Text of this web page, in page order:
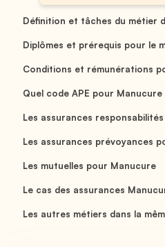
Définition et tâches du métier
Diplômes et prérequis pour le
Conditions et rémunérations
Quel code APE pour Manucure
Les assurances
Les assurances prévoyances
Les mutuelles pour Manucure
Le cas des assurances
Les autres métiers dans la